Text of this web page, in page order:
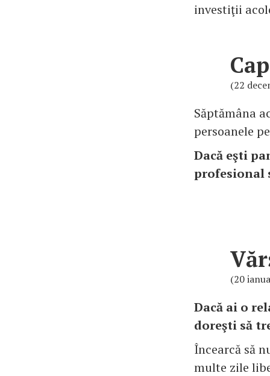
investiţii
(22
Săptămâna
persoanele
Dacă eşti
profesional
(20
Dacă ai o
doreşti să
Încearcă să
multe zile